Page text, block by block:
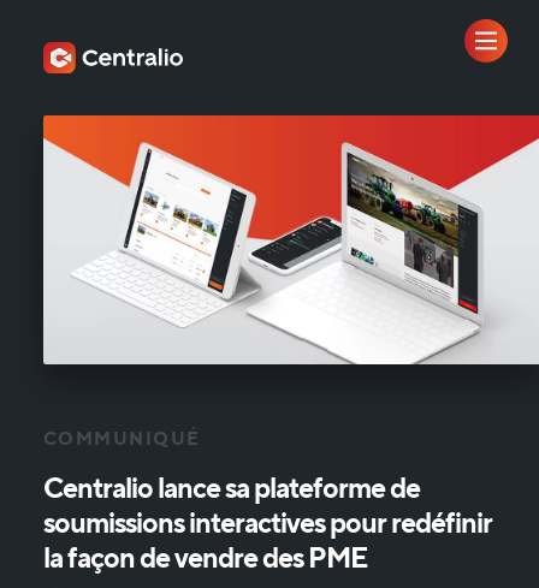
COMMUNIQUÉ
Centraliolancesaplateformede
soumissionsinteractivespourredéfinir
lafaçondevendredesPME